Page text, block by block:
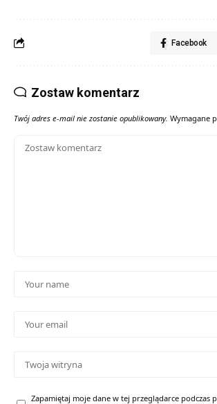
Facebook
Zostaw komentarz
Twój adres e-mail nie zostanie opublikowany. Wymagane
Zapamiętaj moje dane w tej przeglądarce podczas